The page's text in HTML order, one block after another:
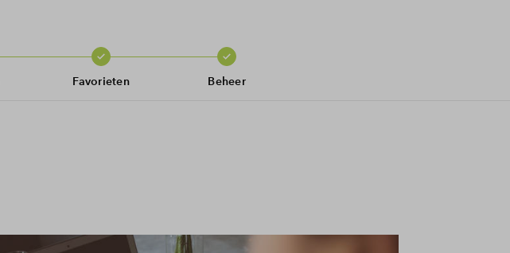
Favorieten Beheer